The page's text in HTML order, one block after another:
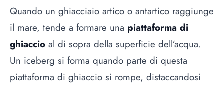
Quando un ghiacciaio artico o antartico raggiunge
il mare, tende a formare una piattaforma di
ghiaccio al di sopra della superficie dell’acqua.
Un iceberg si forma quando parte di questa
piattaforma di ghiaccio si rompe, distaccandosi